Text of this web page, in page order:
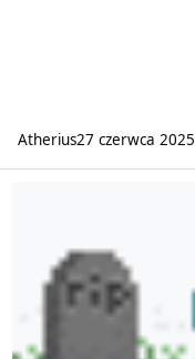
Atherius27 czerwca 2025